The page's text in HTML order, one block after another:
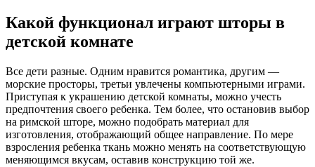
Какой функционал играют шторы в
детской комнате
Все дети разные. Одним нравится романтика, другим —
морские просторы, третьи увлечены компьютерными играми.
Приступая к украшению детской комнаты, можно учесть
предпочтения своего ребенка. Тем более, что остановив выбор
на римской шторе, можно подобрать материал для
изготовления, отображающий общее направление. По мере
взросления ребенка ткань можно менять на соответствующую
меняющимся вкусам, оставив конструкцию той же.